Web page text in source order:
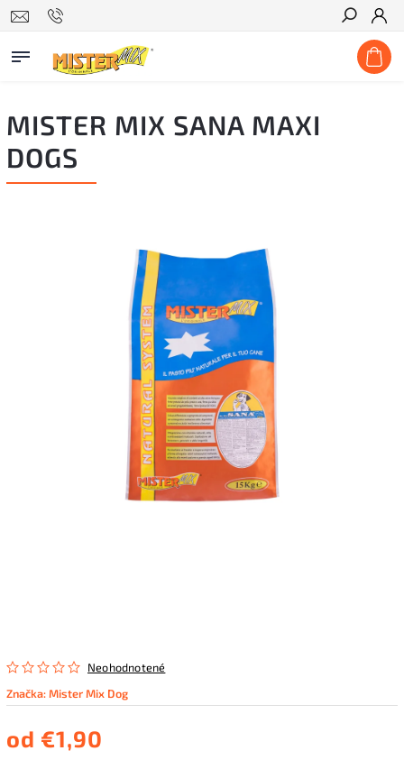
Hľadať
MISTER MIX SANA MAXI
DOGS
Neohodnotené
Značka:Mister Mix Dog
od €1,90